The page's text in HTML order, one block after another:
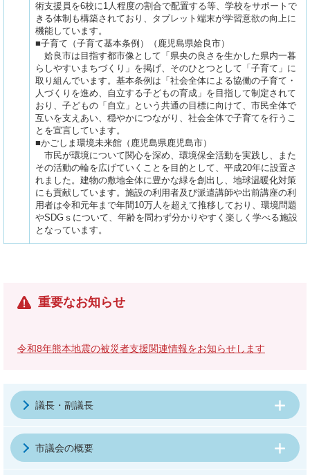
術支援員を6校に1人程度の割合で配置する等、学校をサポートで
きる体制も構築されており、タブレット端末が学習意欲の向上に
機能しています。
■子育て（子育て基本条例）（鹿児島県姶良市）
姶良市は目指す都市像として「県央の良さを生かした県内一暮
らしやすいまちづくり」を掲げ、そのひとつとして「子育て」に
取り組んでいます。基本条例は「社会全体による協働の子育て・
人づくりを進め、自立する子どもの育成」を目指して制定されて
おり、子どもの「自立」という共通の目標に向けて、市民全体で
互いを支えあい、穏やかにつながり、社会全体で子育てを行うこ
とを宣言しています。
■かごしま環境未来館（鹿児島県鹿児島市）
市民が環境について関心を深め、環境保全活動を実践し、また
その活動の輪を広げていくことを目的として、平成20年に設置さ
れました。建物の敷地全体に豊かな緑を創出し、地球温暖化対策
にも貢献しています。施設の利用者及び派遣講師や出前講座の利
用者は令和元年まで年間10万人を超えて推移しており、環境問題
やSDGｓについて、年齢を問わず分かりやすく楽しく学べる施設
となっています。
重要なお知らせ
令和8年熊本地震の被災者支援関連情報をお知らせします
議長・副議長
市議会の概要